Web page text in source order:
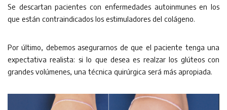
Se descartan pacientes con enfermedades autoinmunes en los
que están contraindicados los estimuladores del colágeno.
Por último, debemos asegurarnos de que el paciente tenga una
expectativa realista: si lo que desea es realzar los glúteos con
grandes volúmenes, una técnica quirúrgica será más apropiada.